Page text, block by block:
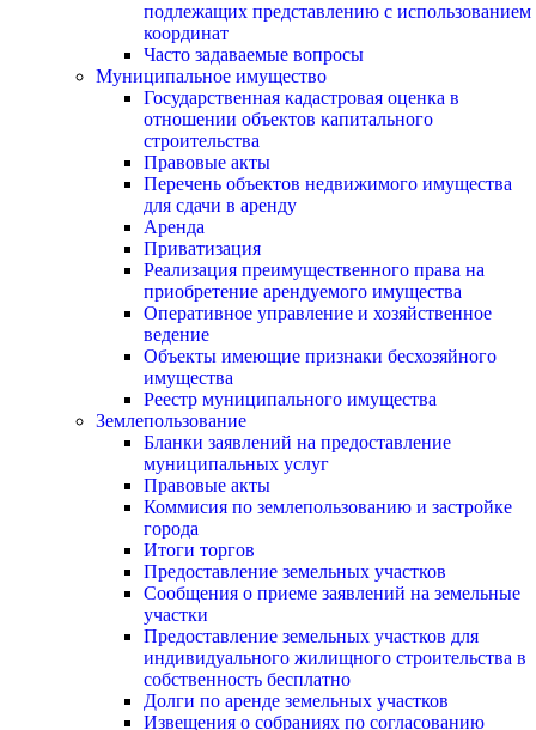
подлежащих представлению с использованием
координат
Часто задаваемые вопросы
Муниципальное имущество
Государственная кадастровая оценка в
отношении объектов капитального
строительства
Правовые акты
Перечень объектов недвижимого имущества
для сдачи в аренду
Аренда
Приватизация
Реализация преимущественного права на
приобретение арендуемого имущества
Оперативное управление и хозяйственное
ведение
Объекты имеющие признаки бесхозяйного
имущества
Реестр муниципального имущества
Землепользование
Бланки заявлений на предоставление
муниципальных услуг
Правовые акты
Коммисия по землепользованию и застройке
города
Итоги торгов
Предоставление земельных участков
Сообщения о приеме заявлений на земельные
участки
Предоставление земельных участков для
индивидуального жилищного строительства в
собственность бесплатно
Долги по аренде земельных участков
Извещения о собраниях по согласованию